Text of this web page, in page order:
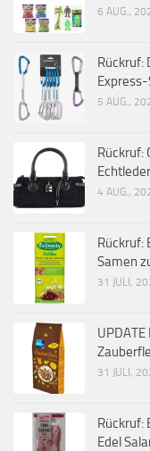
6 AUG.,
Rückruf:
Express-
5 AUG.,
Rückruf:
4 AUG.,
Rückruf:
Samen
31 JULI,
31 JULI,
Rückruf:
Edel